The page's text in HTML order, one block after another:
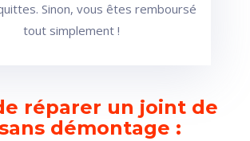
Sinon, vous êtes remboursé
tout simplement !
réparer un joint de
démontage :